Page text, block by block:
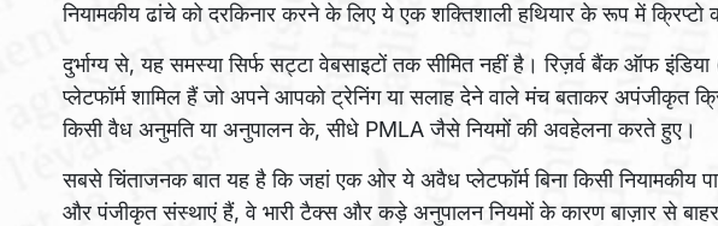
नियामकीय ढांचे को दरकिनार करने के लिए ये एक शक्तिशाली हथियार के रूप में क्रिप्टो
दुर्भाग्य से, यह समस्या सिर्फ सट्टा वेबसाइटों तक सीमित नहीं है। रिज़र्व बैंक ऑफ
प्लेटफॉर्म शामिल हैं जो अपने आपको ट्रेनिंग या सलाह देने वाले मंच बताकर अपंजीकृत
किसी वैध अनुमति या अनुपालन के, सीधे PMLA जैसे नियमों की अवहेलना करते हुए।
सबसे चिंताजनक बात यह है कि जहां एक ओर ये अवैध प्लेटफॉर्म बिना किसी
और पंजीकृत संस्थाएं हैं, वे भारी टैक्स और कड़े अनुपालन नियमों के कारण बाज़ार से